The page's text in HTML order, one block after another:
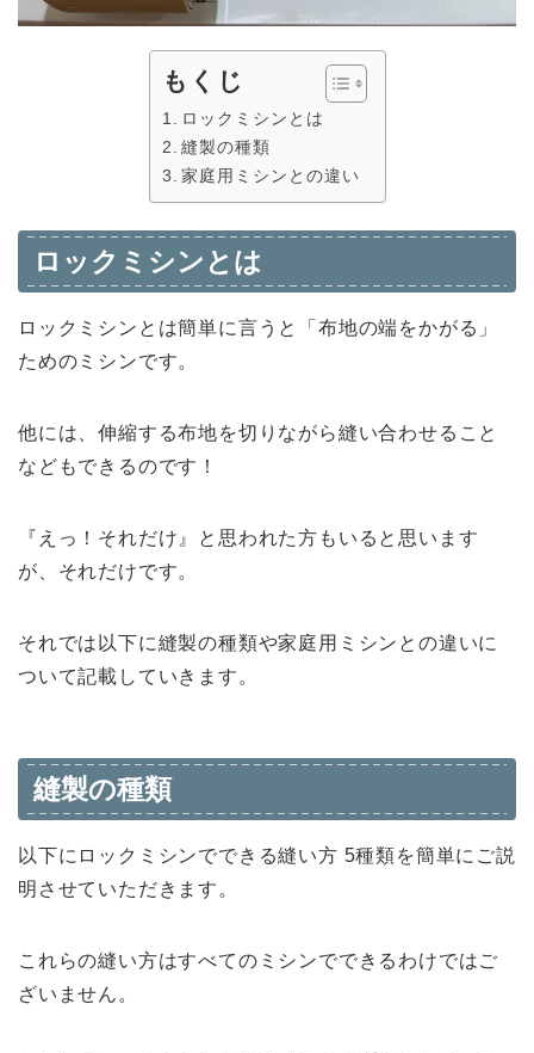
もくじ
ロックミシンとは
縫製の種類
家庭用ミシンとの違い
ロックミシンとは
ロックミシンとは簡単に言うと「布地の端をかがる」
ためのミシンです。
他には、伸縮する布地を切りながら縫い合わせること
などもできるのです！
『えっ！それだけ』と思われた方もいると思います
が、それだけです。
それでは以下に縫製の種類や家庭用ミシンとの違いに
ついて記載していきます。
縫製の種類
以下にロックミシンでできる縫い方 5種類を簡単にご説
明させていただきます。
これらの縫い方はすべてのミシンでできるわけではご
ざいません。